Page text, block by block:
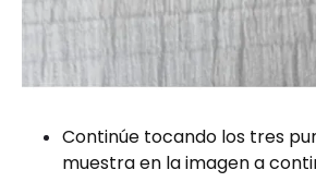
Continúe tocando los tres
muestra en la imagen a